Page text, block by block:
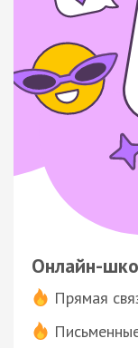
Онлайн-
Прямая